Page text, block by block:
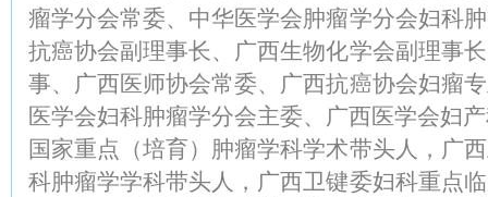
瘤学分会常委、中华医学会肿瘤学分会妇科
抗癌协会副理事长、广西生物化学会副理事
事、广西医师协会常委、广西抗癌协会妇瘤
医学会妇科肿瘤学分会主委、广西医学会妇
国家重点（培育）肿瘤学科学术带头人，广
科肿瘤学学科带头人，广西卫键委妇科重点